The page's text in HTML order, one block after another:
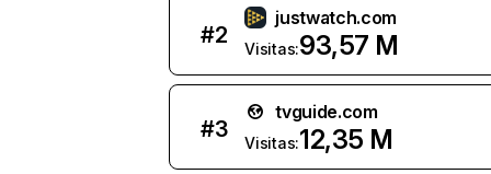
#2
justwatch.com
Visitas:93,57 M
#3
tvguide.com
Visitas:12,35 M